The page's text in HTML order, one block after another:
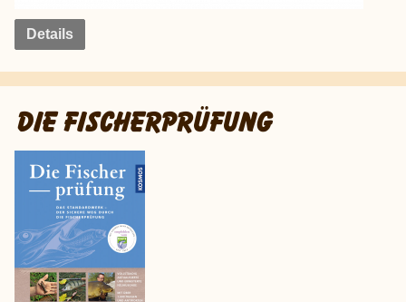
Details
DIE FISCHERPRÜFUNG